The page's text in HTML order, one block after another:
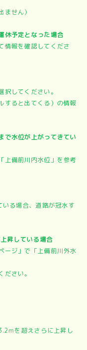
せん）
休予定となった場合
報を確認してくださ
してください。
ると出てくる）の情報
で水位が上がってきてい
備前川内水位」を参考
る場合、道路が冠水す
昇している場合
ジ」で「上備前川外水
さい。
ｍを超えさらに上昇し